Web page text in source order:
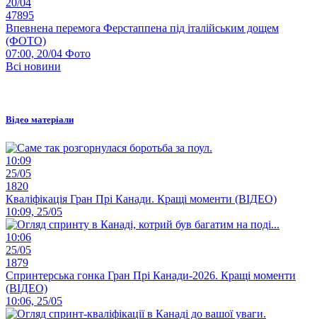
20/04
47895
Впевнена перемога Ферстаппена під італійським дощем
(ФОТО)
07:00, 20/04 Фото
Всі новини
Відео матеріали
10:09
25/05
1820
Кваліфікація Гран Прі Канади. Кращі моменти (ВІДЕО)
10:09, 25/05
10:06
25/05
1879
Спринтерська гонка Гран Прі Канади-2026. Кращі моменти
(ВІДЕО)
10:06, 25/05